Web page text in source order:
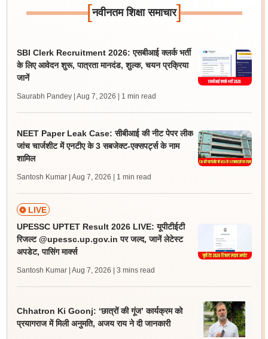
[नवीनतम शिक्षा समाचार]
SBI Clerk Recruitment 2026: एसबीआई क्लर्क भर्ती
के लिए आवेदन शुरू, पात्रता मानदंड, शुल्क, चयन प्रक्रिया
जानें
Saurabh Pandey | Aug 7, 2026 | 1 min read
NEET Paper Leak Case: सीबीआई की नीट पेपर लीक
जांच चार्जशीट में एनटीए के 3 सबजेक्ट-एक्सपर्ट्स के नाम
शामिल
Santosh Kumar | Aug 7, 2026 | 1 min read
LIVE
UPESSC UPTET Result 2026 LIVE: यूपीटीईटी
रिजल्ट @upessc.up.gov.in पर जल्द, जानें लेटेस्ट
अपडेट, पासिंग मार्क्स
Santosh Kumar | Aug 7, 2026 | 3 mins read
Chhatron Ki Goonj: ‘छात्रों की गूंज’ कार्यक्रम को
प्रयागराज में मिली अनुमति, अजय राय ने दी जानकारी